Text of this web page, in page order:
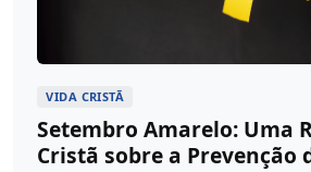
VIDA CRISTÃ
Setembro Amarelo: Uma
Cristã sobre a Prevenção